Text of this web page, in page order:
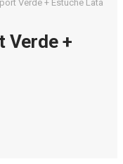
Verde + Estuche Lata
Verde +